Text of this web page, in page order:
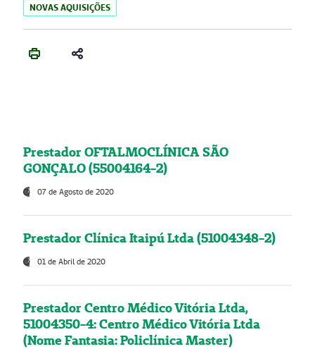
NOVAS AQUISIÇÕES
Prestador OFTALMOCLÍNICA SÃO
GONÇALO (55004164-2)
07 de Agosto de 2020
Prestador Clínica Itaipú Ltda (51004348-2)
01 de Abril de 2020
Prestador Centro Médico Vitória Ltda,
51004350-4: Centro Médico Vitória Ltda
(Nome Fantasia: Policlínica Master)